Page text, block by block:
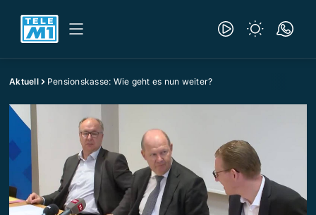
Aktuell Pensionskasse: Wie geht es nun weiter?